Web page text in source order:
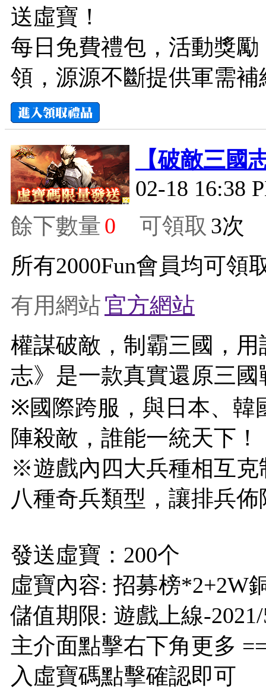
送虛寶！
每日免費禮包，活動獎
領，源源不斷提供軍需
【破敵三國
02-18 16:38
餘下數量0 可領取 3
所有2000Fun會員均可領
有用網站官方網站
權謀破敵，制霸三國，
志》是一款真實還原三
※國際跨服，與日本、韓
陣殺敵，誰能一統天下！
※遊戲內四大兵種相互克
八種奇兵類型，讓排兵
發送虛寶：200个
虛寶內容: 招募榜*2+2W
儲值期限: 遊戲上線-
主介面點擊右下角更多
入虛寶碼點擊確認即可